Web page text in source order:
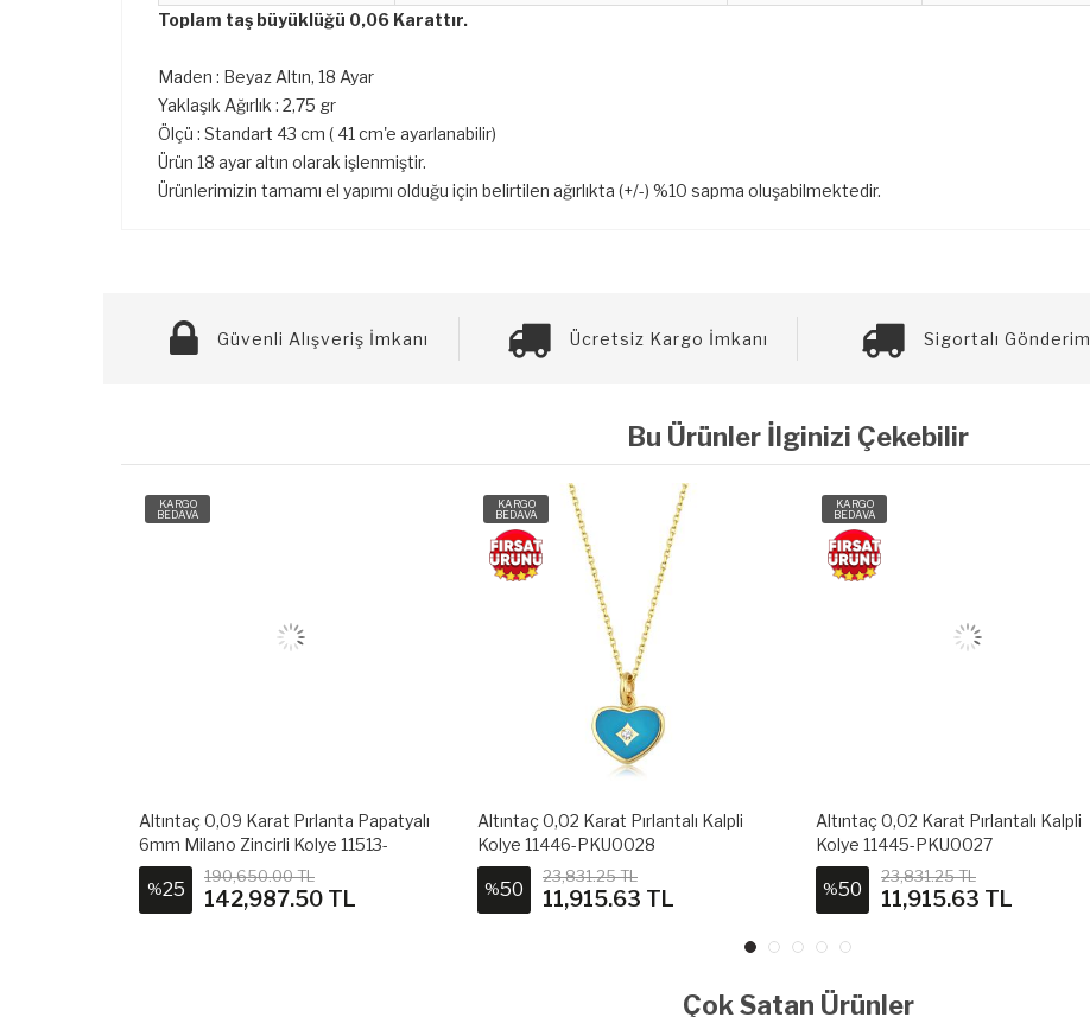
Toplam taş büyüklüğü 0,06 Karattır.
Maden : Beyaz Altın, 18 Ayar
Yaklaşık Ağırlık : 2,75 gr
Ölçü : Standart 43 cm ( 41 cm'e ayarlanabilir)
Ürün 18 ayar altın olarak işlenmiştir.
Ürünlerimizin tamamı el yapımı olduğu için belirtilen ağırlıkta (+/-) %10 sapma oluşabilmektedir.
Güvenli Alışveriş İmkanı Ücretsiz Kargo İmkanı Sigortalı Gönderim
Bu Ürünler İlginizi Çekebilir
KARGO
BEDAVA
Altıntaç 0,09 Karat Pırlanta Papatyalı
6mm Milano Zincirli Kolye 11513-
PKL0722
%25
190,650.00 TL
142,987.50 TL
KARGO
BEDAVA
Altıntaç 0,02 Karat Pırlantalı Kalpli
Kolye 11446-PKU0028
%50
23,831.25 TL
11,915.63 TL
KARGO
BEDAVA
Altıntaç 0,02 Karat Pırlantalı Kalpli
Kolye 11445-PKU0027
%50
23,831.25 TL
11,915.63 TL
Çok Satan Ürünler